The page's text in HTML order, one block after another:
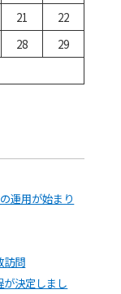
21
22
28
29
運用が始まり
訪問
決定しまし